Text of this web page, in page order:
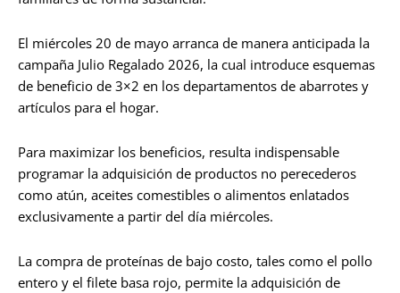
El miércoles 20 de mayo arranca de manera anticipada la
campaña Julio Regalado 2026, la cual introduce esquemas
de beneficio de 3×2 en los departamentos de abarrotes y
artículos para el hogar.
Para maximizar los beneficios, resulta indispensable
programar la adquisición de productos no perecederos
como atún, aceites comestibles o alimentos enlatados
exclusivamente a partir del día miércoles.
La compra de proteínas de bajo costo, tales como el pollo
entero y el filete basa rojo, permite la adquisición de